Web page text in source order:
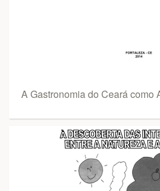
A Gastronomia do Ceará como